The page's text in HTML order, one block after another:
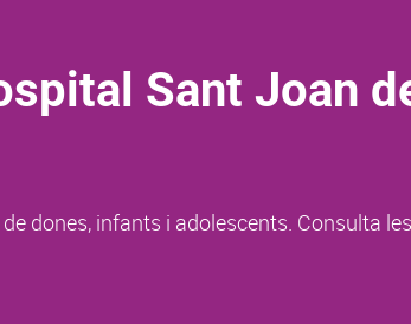
Sant Joan
dones, infants i adolescents. Consulta